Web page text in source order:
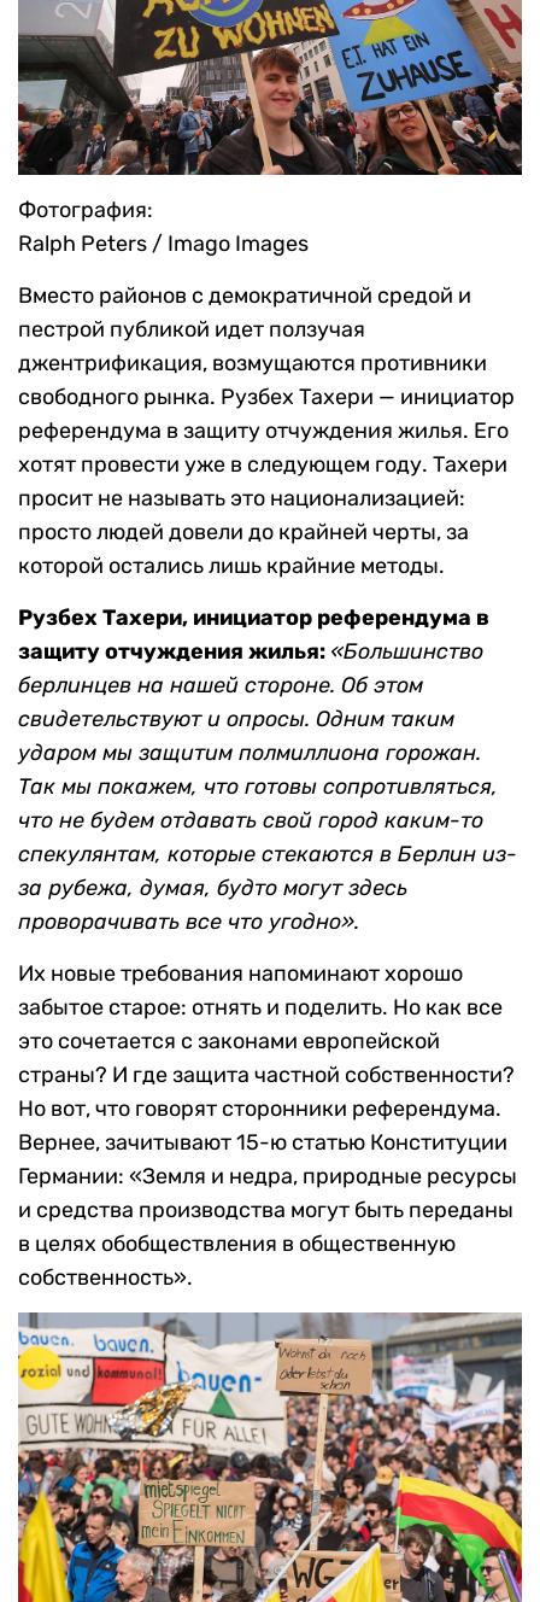
Фотография:
Ralph Peters / Imago Images
Вместо районов с демократичной средой и
пестрой публикой идет ползучая
джентрификация, возмущаются противники
свободного рынка. Рузбех Тахери — инициатор
референдума в защиту отчуждения жилья. Его
хотят провести уже в следующем году. Тахери
просит не называть это национализацией:
просто людей довели до крайней черты, за
которой остались лишь крайние методы.
Рузбех Тахери, инициатор референдума в
защиту отчуждения жилья: «Большинство
берлинцев на нашей стороне. Об этом
свидетельствуют и опросы. Одним таким
ударом мы защитим полмиллиона горожан.
Так мы покажем, что готовы сопротивляться,
что не будем отдавать свой город каким-то
спекулянтам, которые стекаются в Берлин из-
за рубежа, думая, будто могут здесь
проворачивать все что угодно».
Их новые требования напоминают хорошо
забытое старое: отнять и поделить. Но как все
это сочетается с законами европейской
страны? И где защита частной собственности?
Но вот, что говорят сторонники референдума.
Вернее, зачитывают 15-ю статью Конституции
Германии: «Земля и недра, природные ресурсы
и средства производства могут быть переданы
в целях обобществления в общественную
собственность».